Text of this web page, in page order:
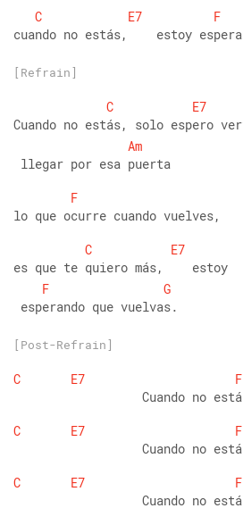
C
E7 F
cuando no estás,    estoy
[Refrain]
C
E7
Cuando no estás, solo espero
Am
llegar por esa puerta
F
lo que ocurre cuando vuelves,
C
E7
es que te quiero más,    estoy
F
G
esperando que vuelvas.
[Post-Refrain]
C E7 F
Cuando no
C
E7 F
Cuando no
C
E7 F
Cuando no